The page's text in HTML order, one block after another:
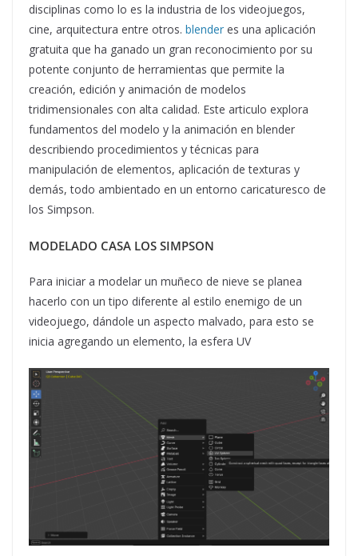
disciplinas como lo es la industria de los videojuegos,
cine, arquitectura entre otros. blender es una aplicación
gratuita que ha ganado un gran reconocimiento por su
potente conjunto de herramientas que permite la
creación, edición y animación de modelos
tridimensionales con alta calidad. Este articulo explora
fundamentos del modelo y la animación en blender
describiendo procedimientos y técnicas para
manipulación de elementos, aplicación de texturas y
demás, todo ambientado en un entorno caricaturesco de
los Simpson.
MODELADO CASA LOS SIMPSON
Para iniciar a modelar un muñeco de nieve se planea
hacerlo con un tipo diferente al estilo enemigo de un
videojuego, dándole un aspecto malvado, para esto se
inicia agregando un elemento, la esfera UV